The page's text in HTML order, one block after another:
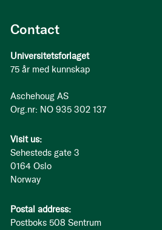
Contact
Universitetsforlaget
75 år med kunnskap
Aschehoug AS
Org.nr: NO 935 302 137
Visit us:
Sehesteds gate 3
0164 Oslo
Norway
Postal address:
Postboks 508 Sentrum